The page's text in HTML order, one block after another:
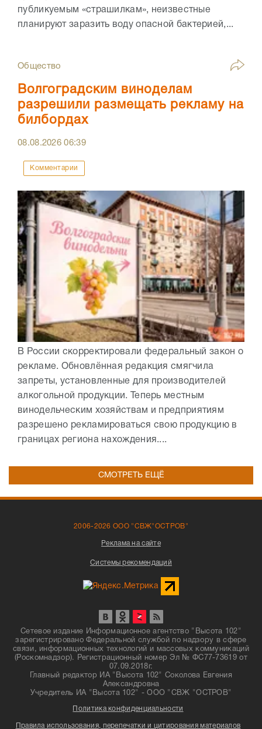
публикуемым «страшилкам», неизвестные
планируют заразить воду опасной бактерией,...
Общество
Волгоградским виноделам
разрешили размещать рекламу на
билбордах
08.08.202606:39
Комментарии
В России скорректировали федеральный закон о
рекламе. Обновлённая редакция смягчила
запреты, установленные для производителей
алкогольной продукции. Теперь местным
винодельческим хозяйствам и предприятиям
разрешено рекламироваться свою продукцию в
границах региона нахождения....
СМОТРЕТЬ ЕЩЁ
2006-2026 ООО "СВЖ"ОСТРОВ"
Реклама на сайте
Системы рекомендаций
Сетевое издание Информационное агентство "Высота 102"
зарегистрировано Федеральной службой по надзору в сфере
связи, информационных технологий и массовых коммуникаций
(Роскомнадзор). Регистрационный номер Эл № ФС77-73619 от
07.09.2018г.
Главный редактор ИА "Высота 102" Соколова Евгения
Александровна
Учредитель ИА "Высота 102" - ООО "СВЖ "ОСТРОВ"
Политика конфиденциальности
Правила использования, перепечатки и цитирования материалов